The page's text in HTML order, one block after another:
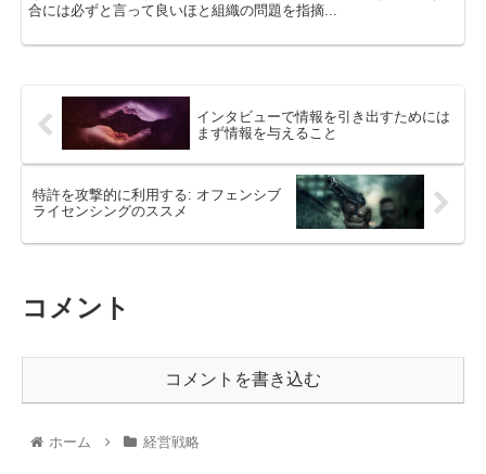
合には必ずと言って良いほと組織の問題を指摘...
インタビューで情報を引き出すためには
まず情報を与えること
特許を攻撃的に利用する: オフェンシブ
ライセンシングのススメ
コメント
コメントを書き込む
ホーム 経営戦略